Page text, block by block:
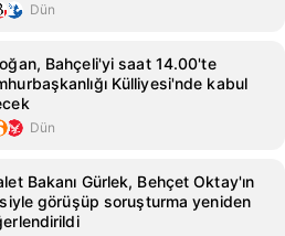
Dün
Bahçeli'yi saat 14.00'te
Külliyesi'nde kabul
Dün
Bakanı Gürlek, Behçet Oktay'ın
görüşüp soruşturma yeniden